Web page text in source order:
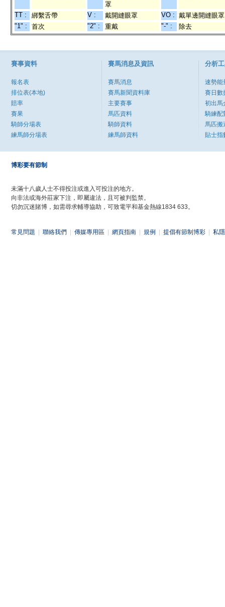
罩
TT : 綁繫舌帶 V : 戴開縫眼罩 VO : 戴單邊開縫眼罩
"1" :
首次 "2" : 重戴 "-" : 除去
賽事資料
報名表
排位表(本地)
賠率
賽果
騎師分場表
練馬師分場表
賽馬消息及資訊
賽馬消息
賽馬新聞資料庫
主要賽事
馬匹資料
騎師資料
練馬師資料
分析
速勢能
賽日數
初出馬
騎練配
馬匹搬
貼士指
博彩要有節制
未滿十八歲人士不得投注或進入可投注的地方。
向非法或海外莊家下注，即屬違法，且可被判監禁。
切勿沉迷賭博，如需尋求輔導協助，可致電平和基金熱線1834 633。
常見問題 聯絡我們 傳媒專用區 網頁指南 規例 提倡有節制博彩 私